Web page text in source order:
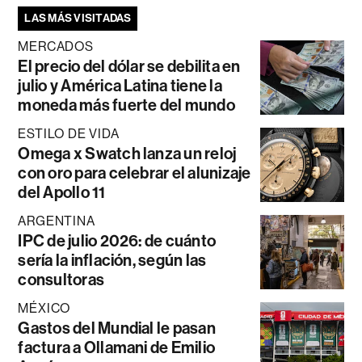
LAS MÁS VISITADAS
MERCADOS
El precio del dólar se debilita en
julio y América Latina tiene la
moneda más fuerte del mundo
ESTILO DE VIDA
Omega x Swatch lanza un reloj
con oro para celebrar el alunizaje
del Apollo 11
ARGENTINA
IPC de julio 2026: de cuánto
sería la inflación, según las
consultoras
MÉXICO
Gastos del Mundial le pasan
factura a Ollamani de Emilio